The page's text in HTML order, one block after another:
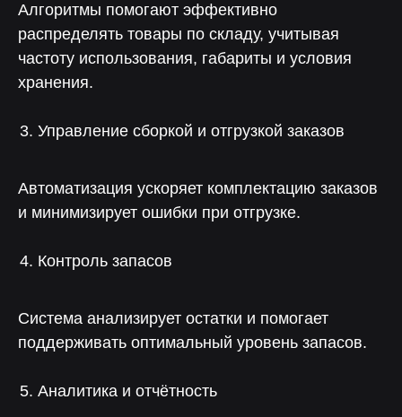
Алгоритмы помогают эффективно
распределять товары по складу, учитывая
частоту использования, габариты и условия
хранения.
Управление сборкой и отгрузкой заказов
Автоматизация ускоряет комплектацию заказов
и минимизирует ошибки при отгрузке.
Контроль запасов
Система анализирует остатки и помогает
поддерживать оптимальный уровень запасов.
Аналитика и отчётность
Больше выручки, меньше
трудозатрат
30%
Уменьшение
50%
Снижение затрат